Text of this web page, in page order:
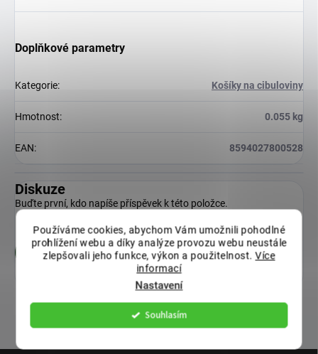
Používáme cookies, abychom Vám umožnili pohodlné
prohlížení webu a díky analýze provozu webu neustále
zlepšovali jeho funkce, výkon a použitelnost.Více
informací
Nastavení
Souhlasím
Doplňkové parametry
Kategorie: Košíky na cibuloviny
Hmotnost: 0.055 kg
EAN: 8594027800528
Diskuze
Buďte první, kdo napíše příspěvek k této položce.
Přidat komentář